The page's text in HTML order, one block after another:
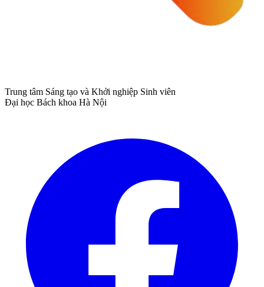
Trung tâm Sáng tạo và Khởi nghiệp Sinh viên
Đại học Bách khoa Hà Nội